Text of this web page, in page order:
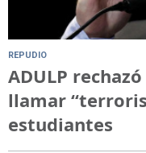
REPUDIO
ADULP
llamar
estudiantes